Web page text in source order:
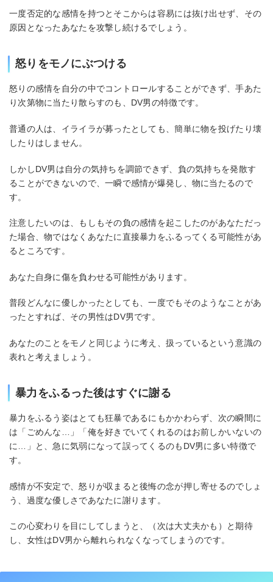
一度否定的な感情を持つとそこからは容易には抜け出せず、その
原因となったあなたを攻撃し続けるでしょう。
怒りをモノにぶつける
怒りの感情を自分の中でコントロールすることができず、手あた
り次第物に当たり散らすのも、DV男の特徴です。
普通の人は、イライラが募ったとしても、簡単に物を投げたり壊
したりはしません。
しかしDV男は自分の気持ちを調節できず、負の気持ちを発散す
ることができないので、一瞬で感情が爆発し、物に当たるので
す。
注意したいのは、もしもその負の感情を起こしたのがあなただっ
た場合、物ではなくあなたに直接暴力をふるってくる可能性があ
るところです。
あなた自身に傷を負わせる可能性があります。
普段どんなに優しかったとしても、一度でもそのようなことがあ
ったとすれば、その男性はDV男です。
あなたのことをモノと同じように考え、扱っているという意識の
表れと考えましょう。
暴力をふるった後はすぐに謝る
暴力をふるう姿はとても狂暴であるにもかかわらず、次の瞬間に
は「ごめんな…」「俺を好きでいてくれるのはお前しかいないの
に…」と、急に気弱になって誤ってくるのもDV男に多い特徴で
す。
感情が不安定で、怒りが収まると後悔の念が押し寄せるのでしょ
う、過度な優しさであなたに謝ります。
この心変わりを目にしてしまうと、（次は大丈夫かも）と期待
し、女性はDV男から離れられなくなってしまうのです。